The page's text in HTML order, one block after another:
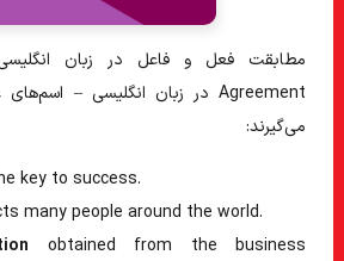
مطابقت فعل و فاعل در زبان
Agreement در زبان انگلیسی
– اسم‌های
می‌گیرند:
key to success.
many people around the world.
obtained from the business